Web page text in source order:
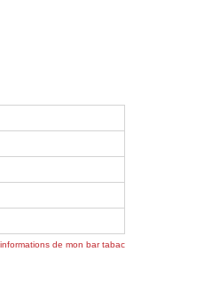
de mon bar tabac